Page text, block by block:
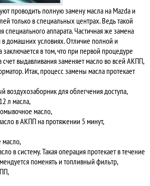
проводить полную замену масла на Mazda и
только в специальных центрах. Ведь такой
специального аппарата. Частичная же замена
в домашних условиях. Отличие полной и
в том, что при первой процедуре
счет выдавливания заменяет масло во всей АКПП,
Итак, процесс замены масла протекает
воздухозаборник для облегчения доступа,
л масла,
масло,
в АКПП на протяжении 5 минут,
масло,
в систему. Такая операция протекает в течение
поменять и топливный фильтр,